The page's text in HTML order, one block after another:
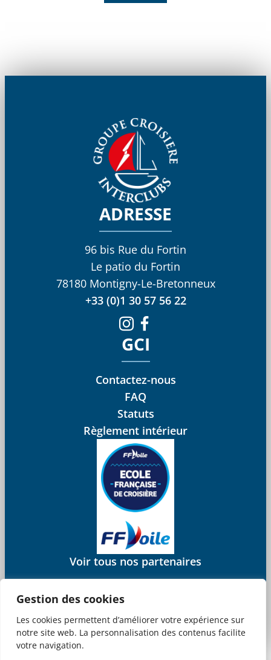
Gestion des cookies
Les cookies permettent d’améliorer votre expérience sur
notre site web. La personnalisation des contenus facilite
votre navigation.
ADRESSE
96 bis Rue du Fortin
Le patio du Fortin
78180 Montigny-Le-Bretonneux
+33 (0)1 30 57 56 22
GCI
Contactez-nous
FAQ
Statuts
Règlement intérieur
Voir tous nos partenaires
Mentions légalesCGV
© 2025 Juliana Web créateur